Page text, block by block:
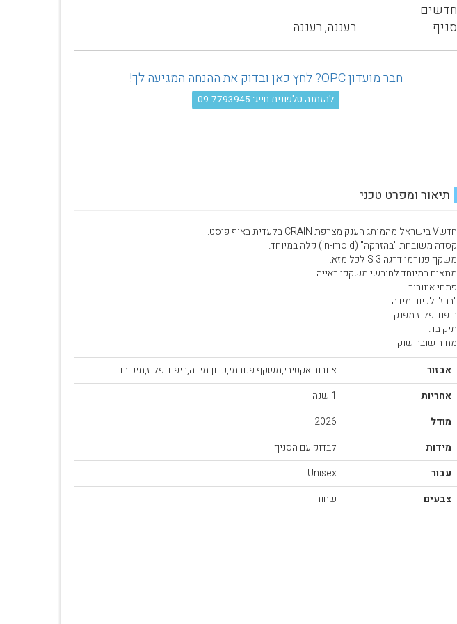
חדשים
סניף רעננה, רעננה
חבר מועדון OPC? לחץ כאן ובדוק את ההנחה המגיעה לך!
להזמנה טלפונית חייג: 09-7793945
תיאור ומפרט טכני
חדשV בישראל מהמותג הענק מצרפת CRAIN בלעדית באוף פיסט.
קסדה משובחת "בהזרקה" (in-mold) קלה במיוחד.
משקף פנורמי דרגה 3 S לכל מזא.
מתאים במיוחד לחובשי משקפי ראייה.
פתחי איוורור.
"ברז" לכיוון מידה.
ריפוד פליז מפנק.
תיק בד.
מחיר שובר שוק
אבזור
אוורור אקטיבי,משקף פנורמי,כיוון מידה,ריפוד פליז,תיק בד
אחריות
1 שנה
מודל
2026
מידות
לבדוק עם הסניף
עבור
Unisex
צבעים
שחור